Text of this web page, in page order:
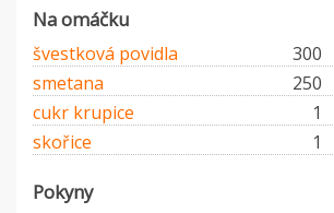
Na omáčku
švestková povidla 300
smetana
250
cukr krupice
1
skořice
1
Pokyny